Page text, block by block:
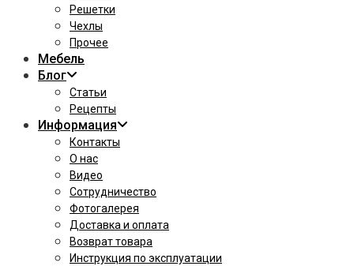
Решетки
Чехлы
Прочее
Мебель
Блог
Статьи
Рецепты
Информация
Контакты
О нас
Видео
Сотрудничество
Фотогалерея
Доставка и оплата
Возврат товара
Инструкция по эксплуатации